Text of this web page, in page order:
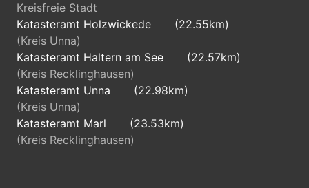
Kreisfreie Stadt
Katasteramt Holzwickede
(22.55km)
(Kreis Unna)
Katasteramt Haltern am See
(22.57km)
(Kreis Recklinghausen)
Katasteramt Unna
(22.98km)
(Kreis Unna)
Katasteramt Marl
(23.53km)
(Kreis Recklinghausen)